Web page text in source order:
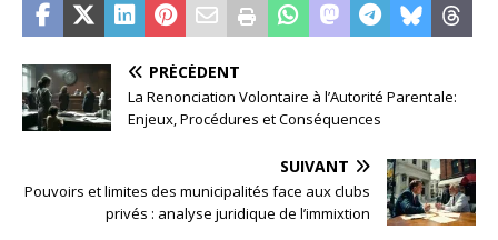
PRÉCÉDENT
La Renonciation Volontaire à l’Autorité Parentale:
Enjeux, Procédures et Conséquences
SUIVANT
Pouvoirs et limites des municipalités face aux clubs
privés : analyse juridique de l’immixtion